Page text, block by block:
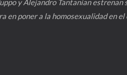
y Alejandro Tantanian estrenan
en poner a la homosexualidad en el